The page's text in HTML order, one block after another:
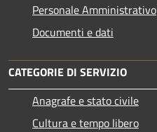
Personale Amministrativo
Documenti e dati
CATEGORIE DI SERVIZIO
Anagrafe e stato civile
Cultura e tempo libero